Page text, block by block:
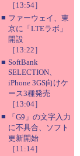
［13:54］
■ ファーウェイ、東
京に「LTEラボ」
開設
［13:22］
■ SoftBank
SELECTION、
iPhone 3GS向けケ
ース3種発売
［13:04］
■
「G9」の文字入力
に不具合、ソフト
更新開始
［11:14］